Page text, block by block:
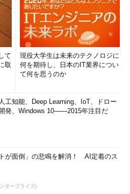
て
取
現役大学生は未来のテクノロジに
何を期待し、日本のIT業界につい
て何を思うのか
工知能、Deep Learning、IoT、ドロー
発、Windows 10――2015年注目だ
トが面倒」の悲鳴を解消！ AI定着のス
タープライズ)